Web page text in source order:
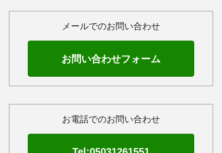
メールでのお問い合わせ
お問い合わせフォーム
お電話でのお問い合わせ